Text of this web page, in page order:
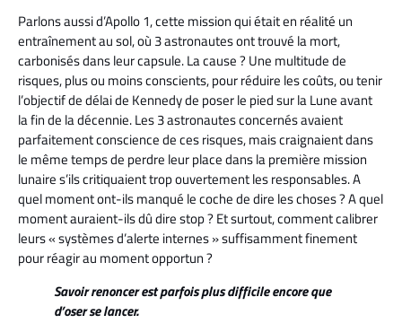
Parlons aussi d’Apollo 1, cette mission qui était en réalité un
entraînement au sol, où 3 astronautes ont trouvé la mort,
carbonisés dans leur capsule. La cause ? Une multitude de
risques, plus ou moins conscients, pour réduire les coûts, ou tenir
l’objectif de délai de Kennedy de poser le pied sur la Lune avant
la fin de la décennie. Les 3 astronautes concernés avaient
parfaitement conscience de ces risques, mais craignaient dans
le même temps de perdre leur place dans la première mission
lunaire s’ils critiquaient trop ouvertement les responsables. A
quel moment ont-ils manqué le coche de dire les choses ? A quel
moment auraient-ils dû dire stop ? Et surtout, comment calibrer
leurs « systèmes d’alerte internes » suffisamment finement
pour réagir au moment opportun ?
Savoir renoncer est parfois plus difficile encore que
d’oser se lancer.